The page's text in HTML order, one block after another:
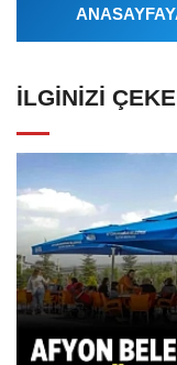
İLGINIZI